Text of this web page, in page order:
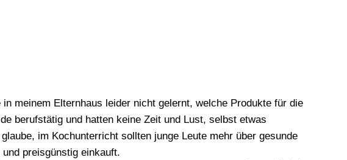
meinem Elternhaus leider nicht gelernt, welche Produkte für die
berufstätig und hatten keine Zeit und Lust, selbst etwas
im Kochunterricht sollten junge Leute mehr über gesunde
preisgünstig einkauft.